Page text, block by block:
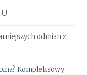
odmian z
Kompleksowy